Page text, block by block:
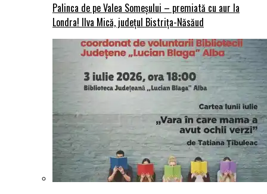
Palinca de pe Valea Someșului – premiată cu aur la
Londra! Ilva Mică, județul Bistrița-Năsăud